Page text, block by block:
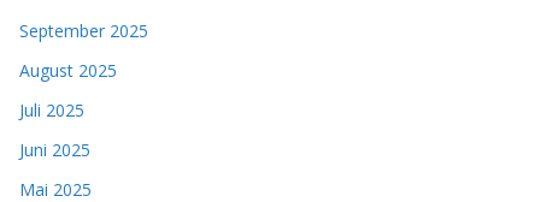
September 2025
August 2025
Juli 2025
Juni 2025
Mai 2025